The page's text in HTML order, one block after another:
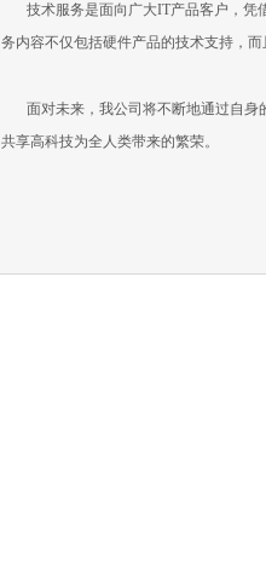
技术服务是面向广大IT产品客户，凭
务内容不仅包括硬件产品的技术支持，
面对未来，我公司将不断地通过自身
共享高科技为全人类带来的繁荣。